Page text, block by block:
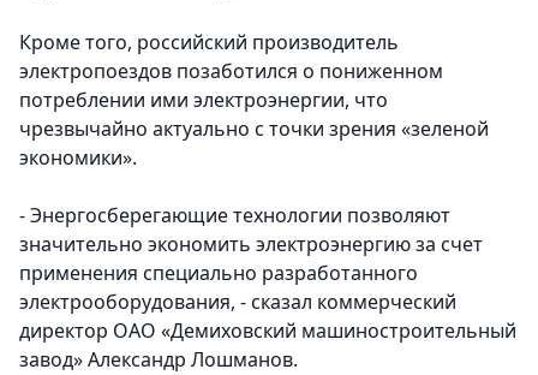
Кроме того, российский производитель
электропоездов позаботился о пониженном
потреблении ими электроэнергии, что
чрезвычайно актуально с точки зрения «зеленой
экономики».
- Энергосберегающие технологии позволяют
значительно экономить электроэнергию за счет
применения специально разработанного
электрооборудования, - сказал коммерческий
директор ОАО «Демиховский машиностроительный
завод» Александр Лошманов.